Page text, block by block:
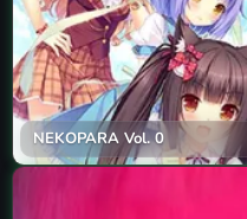
NEKOPARA Vol. 0